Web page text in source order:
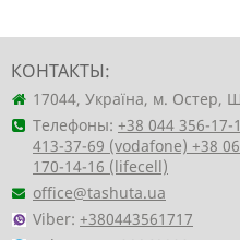
КОНТАКТЫ:
17044, Україна, м. Остер,
Телефоны: +38 044 356-
413-37-69 (vodafone) +38
170-14-16 (lifecell)
office@tashuta.ua
Viber: +380443561717